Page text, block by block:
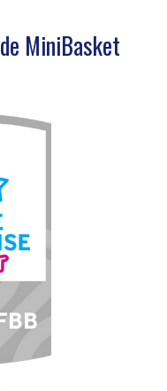
de MiniBasket